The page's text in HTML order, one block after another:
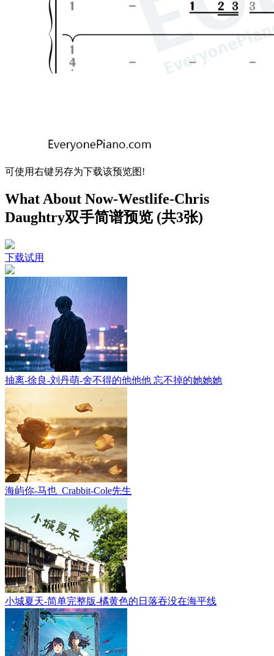
可使用右键另存为下载该预览图!
What About Now-Westlife-Chris
Daughtry双手简谱预览 (共3张)
下载试用
抽离-徐良-刘丹萌-舍不得的他他他 忘不掉的她她她
海屿你-马也_Crabbit-Cole先生
小城夏天-简单完整版-橘黄色的日落吞没在海平线